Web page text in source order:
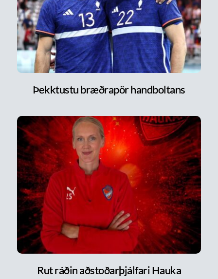
Þekktustu bræðrapör handboltans
Rut ráðin aðstoðarþjálfari Hauka